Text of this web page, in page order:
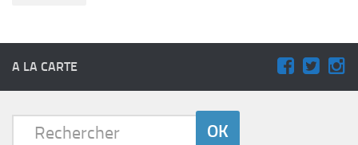
A LA CARTE